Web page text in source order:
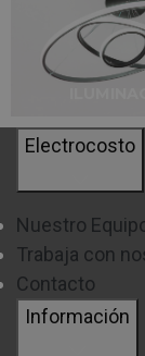
Electrocosto
Nuestro
Trabaja con
Contacto
Información